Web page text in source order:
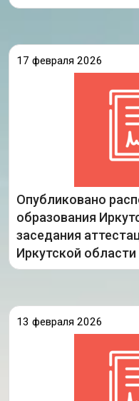
17 февраля 2026
Опубликовано
образования
заседания
Иркутской
Опубликовано
заседания
Ознакомиться с
13 февраля 2026
12 февраля 2026
образования